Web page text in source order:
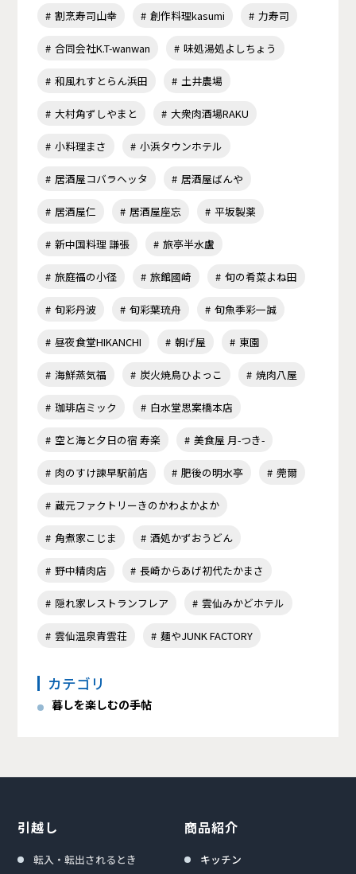
割烹寿司山幸 創作料理kasumi 力寿司
合同会社K.T-wanwan 味処湯処よしちょう
和風れすとらん浜田 土井農場
大村角ずしやまと 大衆肉酒場RAKU
小料理まさ 小浜タウンホテル
居酒屋コバラヘッタ 居酒屋ばんや
居酒屋仁 居酒屋座忘 平坂製薬
新中国料理 謙張 旅亭半水盧
旅庭福の小径 旅館國崎 旬の肴菜よね田
旬彩丹波 旬彩葉琉舟 旬魚季彩一誠
昼夜食堂HIKANCHI 朝げ屋 東園
海鮮蒸気福 炭火焼鳥ひよっこ 焼肉八屋
珈琲店ミック 白水堂思案橋本店
空と海と夕日の宿 寿楽 美食屋 月-つき-
肉のすけ諫早駅前店 肥後の明水亭 莞爾
蔵元ファクトリーきのかわよかよか
角煮家こじま 酒処かずおうどん
野中精肉店 長崎からあげ初代たかまさ
隠れ家レストランフレア 雲仙みかどホテル
雲仙温泉青雲荘 麺やJUNK FACTORY
カテゴリ
暮しを楽しむの手帖
引越し
転入・転出されるとき
商品紹介
キッチン